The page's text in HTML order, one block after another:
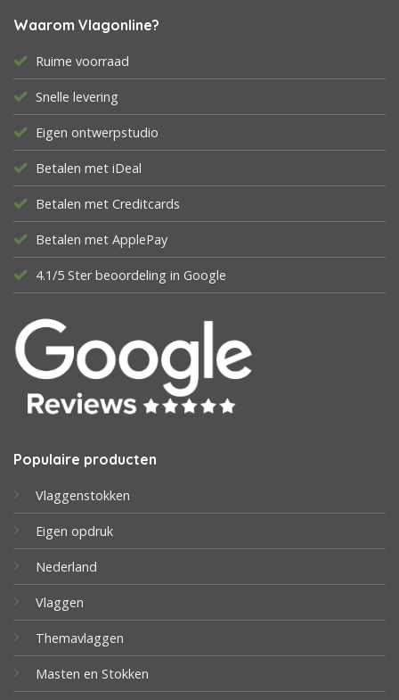
Waarom Vlagonline?
Ruime voorraad
Snelle levering
Eigen ontwerpstudio
Betalen met iDeal
Betalen met Creditcards
Betalen met ApplePay
4.1/5 Ster beoordeling in Google
Populaire producten
Vlaggenstokken
Eigen opdruk
Nederland
Vlaggen
Themavlaggen
Masten en Stokken